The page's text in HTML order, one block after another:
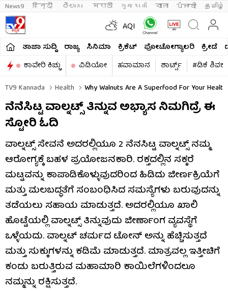
News9 हिन्दी తెలుగు मराठी ગુજરાતી বাংলা ਪੰਜਾਬੀ தமிழ்
AQI
ತಾಜಾ ಸುದ್ದಿ ರಾಜ್ಯ ಸಿನಿಮಾ ಕ್ರಿಕೆಟ್​ ಫೋಟೋಗ್ಯಾಲರಿ ಕ್ರೀಡೆ
ಕಾವೇರಿ ಕಿಚ್ಚು
ವಿಡಿಯೋ ಹವಾಮಾನ ಶಾರ್ಟ್ಸ್​
#ಡಿಕೆ
TV9 Kannada
Health Why Walnuts Are A Superfood For Your Health
ನೆನೆಸಿಟ್ಟ ವಾಲ್ನಟ್ಸ್ ತಿನ್ನುವ ಅಭ್ಯಾಸ ನಿಮಗಿದ್ರೆ ಈ
ಸ್ಟೋರಿ ಓದಿ
ವಾಲ್ನಟ್ಸ್ ಸೇವನೆ ಅದರಲ್ಲಿಯೂ 2 ನೆನಸಿಟ್ಟ ವಾಲ್ನಟ್ಸ್ ನಮ್ಮ
ಆರೋಗ್ಯಕ್ಕೆ ಬಹಳ ಪ್ರಯೋಜನಕಾರಿ. ರಕ್ತದಲ್ಲಿನ ಸಕ್ಕರೆ
ಮಟ್ಟವನ್ನು ಕಾಪಾಡಿಕೊಳ್ಳುವುದರಿಂದ ಹಿಡಿದು ಜೀರ್ಣಕ್ರಿಯೆಗೆ
ಮತ್ತು ಮಲಬದ್ಧತೆಗೆ ಸಂಬಂಧಿಸಿದ ಸಮಸ್ಯೆಗಳು ಬರುವುದನ್ನು
ತಡೆಯಲು ಸಹಾಯ ಮಾಡುತ್ತದೆ. ಅದರಲ್ಲಿಯೂ ಖಾಲಿ
ಹೊಟ್ಟೆಯಲ್ಲಿ ವಾಲ್ನಟ್ಸ್ ತಿನ್ನುವುದು ಜೀರ್ಣಾಂಗ ವ್ಯವಸ್ಥೆಗೆ
ಒಳ್ಳೆಯದು. ವಾಲ್ನಟ್ ಚರ್ಮದ ಟೋನ್ ಅನ್ನು ಹೆಚ್ಚಿಸುತ್ತದೆ
ಮತ್ತು ಸುಕ್ಕುಗಳನ್ನು ಕಡಿಮೆ ಮಾಡುತ್ತದೆ. ಮಾತ್ರವಲ್ಲ ಇತ್ತೀಚಿಗೆ
ಕಂಡು ಬರುತ್ತಿರುವ ಮಹಾಮಾರಿ ಕಾಯಿಲೆಗಳಿಂದಲೂ
ನಮ್ಮನ್ನು ರಕ್ಷಿಸುತ್ತದೆ.